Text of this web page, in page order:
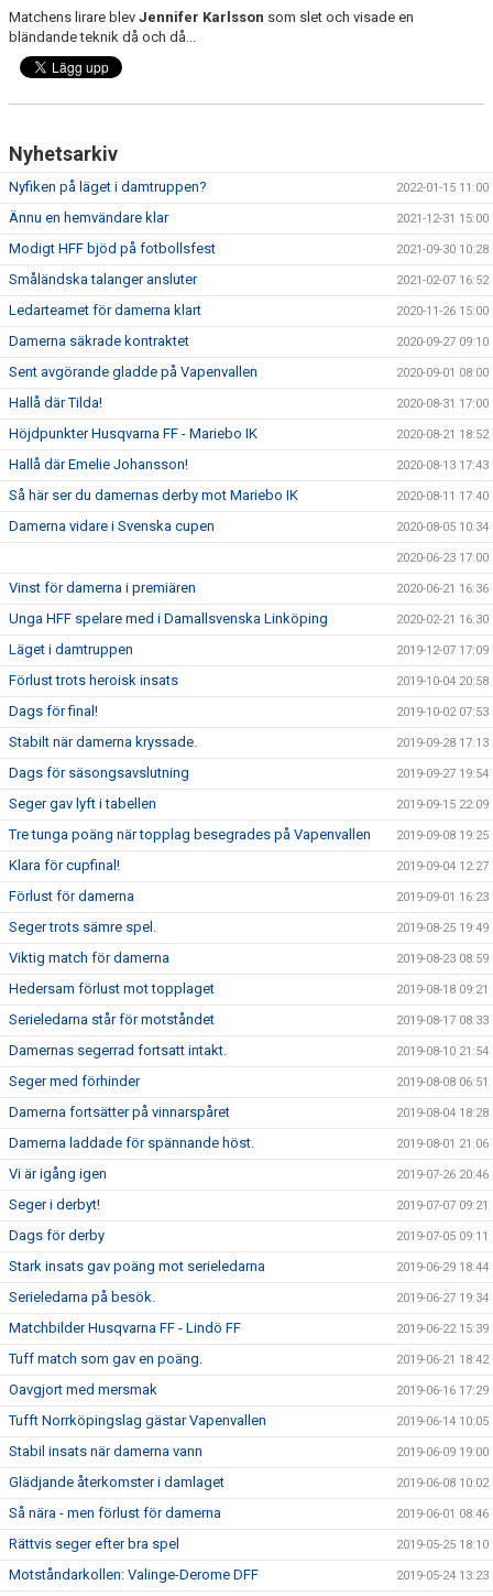
Matchens lirare blev Jennifer Karlsson som slet och visade en
bländande teknik då och då...
Nyhetsarkiv
Nyfiken på läget i damtruppen? 2022-01-15 11:00
Ännu en hemvändare klar 2021-12-31 15:00
Modigt HFF bjöd på fotbollsfest 2021-09-30 10:28
Småländska talanger ansluter 2021-02-07 16:52
Ledarteamet för damerna klart 2020-11-26 15:00
Damerna säkrade kontraktet 2020-09-27 09:10
Sent avgörande gladde på Vapenvallen 2020-09-01 08:00
Hallå där Tilda! 2020-08-31 17:00
Höjdpunkter Husqvarna FF - Mariebo IK 2020-08-21 18:52
Hallå där Emelie Johansson! 2020-08-13 17:43
Så här ser du damernas derby mot Mariebo IK 2020-08-11 17:40
Damerna vidare i Svenska cupen 2020-08-05 10:34
2020-06-23 17:00
Vinst för damerna i premiären 2020-06-21 16:36
Unga HFF spelare med i Damallsvenska Linköping 2020-02-21 16:30
Läget i damtruppen 2019-12-07 17:09
Förlust trots heroisk insats 2019-10-04 20:58
Dags för final! 2019-10-02 07:53
Stabilt när damerna kryssade. 2019-09-28 17:13
Dags för säsongsavslutning 2019-09-27 19:54
Seger gav lyft i tabellen 2019-09-15 22:09
Tre tunga poäng när topplag besegrades på Vapenvallen 2019-09-08 19:25
Klara för cupfinal! 2019-09-04 12:27
Förlust för damerna 2019-09-01 16:23
Seger trots sämre spel. 2019-08-25 19:49
Viktig match för damerna 2019-08-23 08:59
Hedersam förlust mot topplaget 2019-08-18 09:21
Serieledarna står för motståndet 2019-08-17 08:33
Damernas segerrad fortsatt intakt. 2019-08-10 21:54
Seger med förhinder 2019-08-08 06:51
Damerna fortsätter på vinnarspåret 2019-08-04 18:28
Damerna laddade för spännande höst. 2019-08-01 21:06
Vi är igång igen 2019-07-26 20:46
Seger i derbyt! 2019-07-07 09:21
Dags för derby 2019-07-05 09:11
Stark insats gav poäng mot serieledarna 2019-06-29 18:44
Serieledarna på besök. 2019-06-27 19:34
Matchbilder Husqvarna FF - Lindö FF 2019-06-22 15:39
Tuff match som gav en poäng. 2019-06-21 18:42
Oavgjort med mersmak 2019-06-16 17:29
Tufft Norrköpingslag gästar Vapenvallen 2019-06-14 10:05
Stabil insats när damerna vann 2019-06-09 19:00
Glädjande återkomster i damlaget 2019-06-08 10:02
Så nära - men förlust för damerna 2019-06-01 08:46
Rättvis seger efter bra spel 2019-05-25 18:10
Motståndarkollen: Valinge-Derome DFF 2019-05-24 13:23